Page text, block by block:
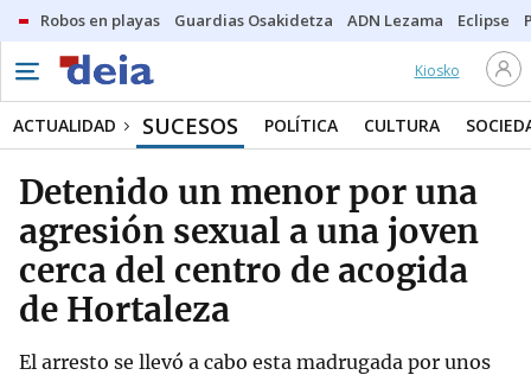
Robos en playas Guardias Osakidetza ADN Lezama Eclipse
Kiosko
ACTUALIDAD SUCESOS POLÍTICA CULTURA
Detenido un menor por una
agresión sexual a una joven
cerca del centro de acogida
de Hortaleza
El arresto se llevó a cabo esta madrugada por unos